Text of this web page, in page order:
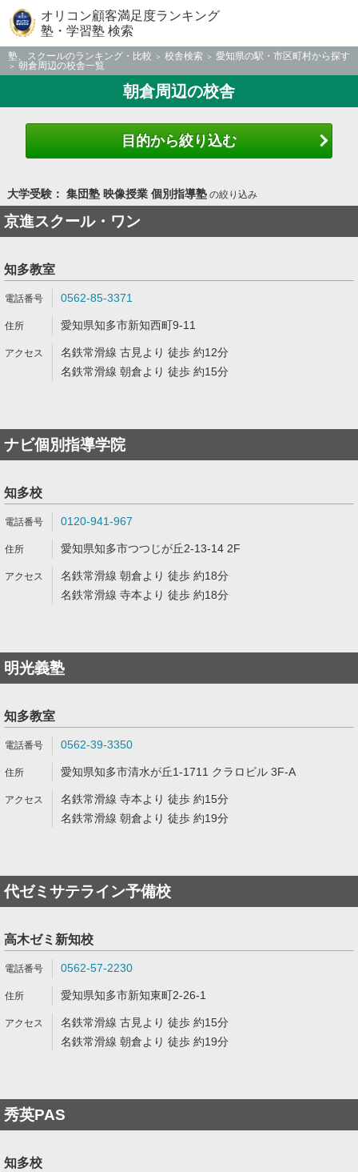
オリコン顧客満足度ランキング
塾・学習塾 検索
塾、スクールのランキング・比較 校舎検索
愛知県の駅・市区町村から探す
朝倉周辺の校舎一覧
朝倉周辺の校舎
目的から絞り込む
大学受験： 集団塾 映像授業 個別指導塾の絞り込み
京進スクール・ワン
知多教室
0562-85-3371
愛知県知多市新知西町9-11
名鉄常滑線 古見より 徒歩 約12分
名鉄常滑線 朝倉より 徒歩 約15分
ナビ個別指導学院
知多校
0120-941-967
愛知県知多市つつじが丘2-13-14 2F
名鉄常滑線 朝倉より 徒歩 約18分
名鉄常滑線 寺本より 徒歩 約18分
明光義塾
知多教室
0562-39-3350
愛知県知多市清水が丘1-1711 クラロビル 3F-A
名鉄常滑線 寺本より 徒歩 約15分
名鉄常滑線 朝倉より 徒歩 約19分
代ゼミサテライン予備校
高木ゼミ新知校
0562-57-2230
愛知県知多市新知東町2-26-1
名鉄常滑線 古見より 徒歩 約15分
名鉄常滑線 朝倉より 徒歩 約19分
秀英PAS
知多校